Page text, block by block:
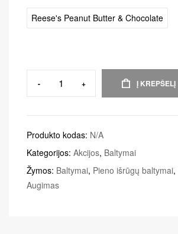
Reese's Peanut Butter & Chocolate
- + Į KREPŠELĮ
Produkto kodas: N/A
Kategorijos: Akcijos, Baltymai
Žymos: Baltymai, Pieno išrūgų baltymai,
Augimas